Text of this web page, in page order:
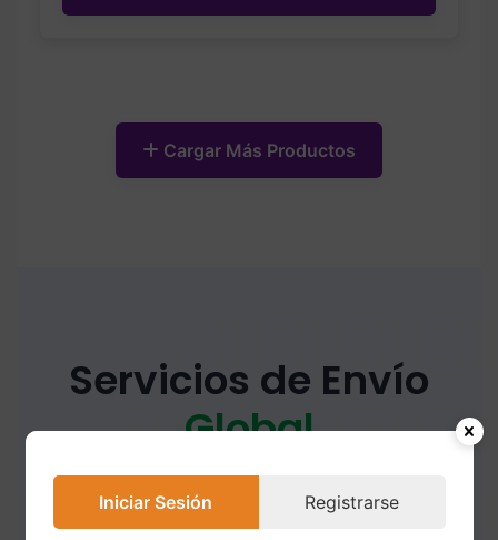
Cargar Más Productos
Servicios de Envío
Global
Enviamos tus compras a cualquier parte del
mundo con opciones flexibles y precios
Iniciar Sesión Registrarse